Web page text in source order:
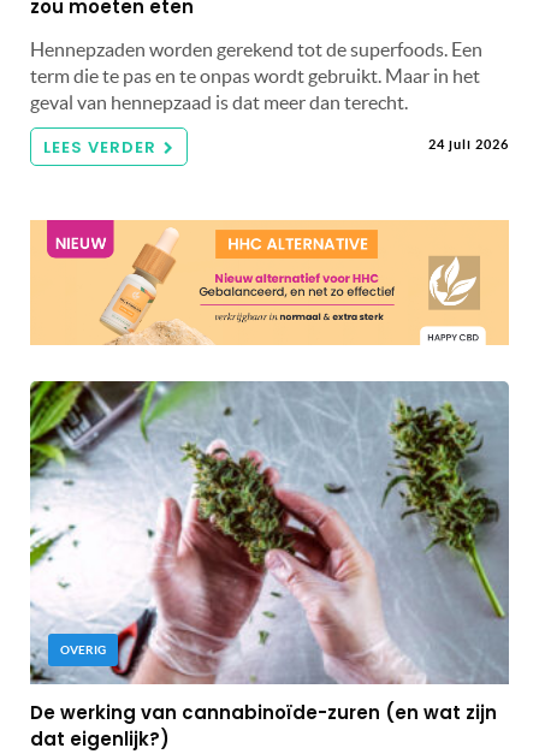
zou moeten eten
Hennepzaden worden gerekend tot de superfoods. Een
term die te pas en te onpas wordt gebruikt. Maar in het
geval van hennepzaad is dat meer dan terecht.
LEES VERDER 24 juli 2026
OVERIG
De werking van cannabinoïde-zuren (en wat zijn
dat eigenlijk?)